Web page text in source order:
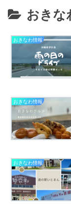
おきな
おきなわ情報
おきなわ情報
おきなわ情報